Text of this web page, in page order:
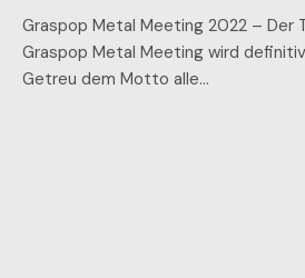
Graspop Metal Meeting 2022 – Der
Graspop Metal Meeting wird
Getreu dem Motto alle…